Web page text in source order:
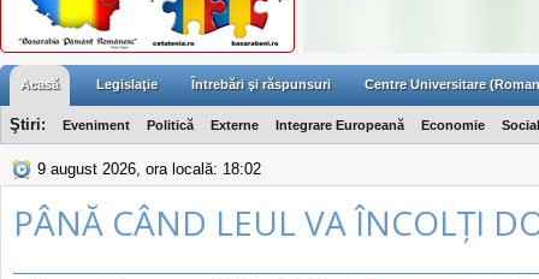
Acasă Legislaţie Întrebări şi răspunsuri Centre Universitare
Ştiri: Eveniment Politică Externe Integrare Europeană Economie Social
9 august 2026, ora locală: 18:02
PÂNĂ CÂND LEUL VA ÎNCOLȚI